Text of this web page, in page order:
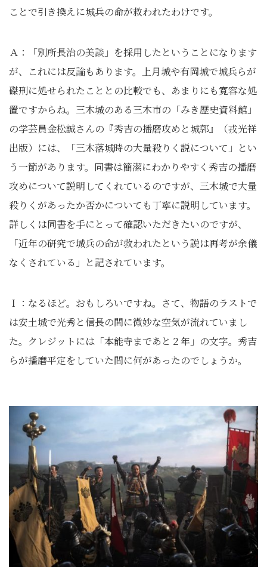
ことで引き換えに城兵の命が救われたわけです。
Ａ：「別所長治の美談」を採用したということになります
が、これには反論もあります。上月城や有岡城で城兵らが
磔刑に処せられたこととの比較でも、あまりにも寛容な処
置ですからね。三木城のある三木市の「みき歴史資料館」
の学芸員金松誠さんの『秀吉の播磨攻めと城郭』（戎光祥
出版）には、「三木落城時の大量殺りく説について」とい
う一節があります。同書は簡潔にわかりやすく秀吉の播磨
攻めについて説明してくれているのですが、三木城で大量
殺りくがあったか否かについても丁寧に説明しています。
詳しくは同書を手にとって確認いただきたいのですが、
「近年の研究で城兵の命が救われたという説は再考が余儀
なくされている」と記されています。
Ｉ：なるほど。おもしろいですね。さて、物語のラストで
は安土城で光秀と信長の間に微妙な空気が流れていまし
た。クレジットには「本能寺まであと２年」の文字。秀吉
らが播磨平定をしていた間に何があったのでしょうか。